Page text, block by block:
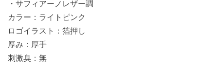
・サフィアーノレザー調
カラー：ライトピンク
ロゴイラスト：箔押し
厚み：厚手
刺激臭：無